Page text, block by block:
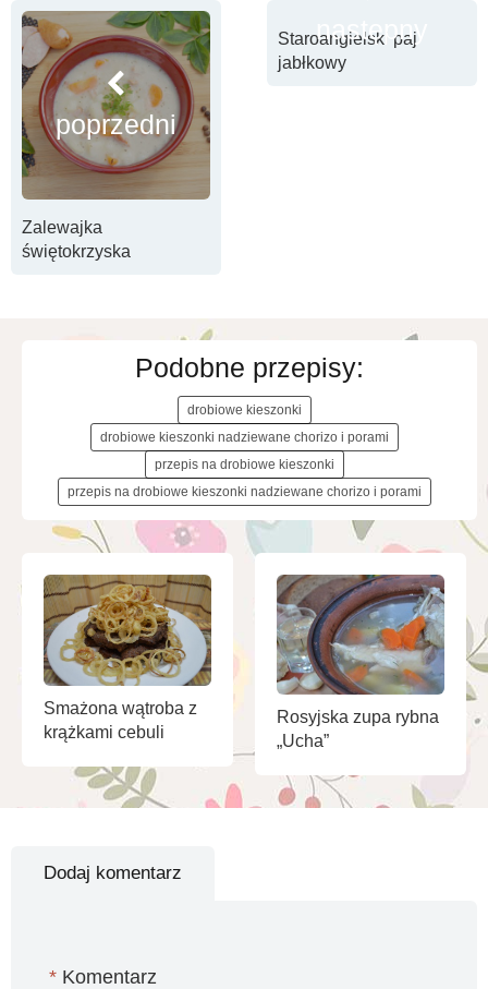
poprzedni
Zalewajka
świętokrzyska
następny
Staroangielski paj
jabłkowy
Podobne przepisy:
drobiowe kieszonki
drobiowe kieszonki nadziewane chorizo i porami
przepis na drobiowe kieszonki
przepis na drobiowe kieszonki nadziewane chorizo i porami
Smażona wątroba z
krążkami cebuli
Rosyjska zupa rybna
„Ucha”
Dodaj komentarz
Komentarz
*